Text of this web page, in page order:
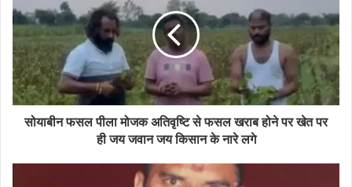
सोयाबीन फसल पीला मोजक अतिवृष्टि से फसल खराब होने पर खेत पर
ही जय जवान जय किसान के नारे लगे